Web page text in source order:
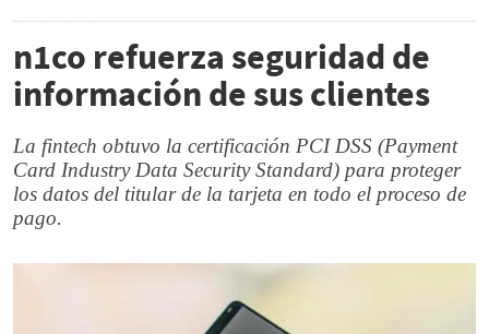
n1co refuerza seguridad de
información de sus clientes
La fintech obtuvo la certificación PCI DSS (Payment
Card Industry Data Security Standard) para proteger
los datos del titular de la tarjeta en todo el proceso de
pago.